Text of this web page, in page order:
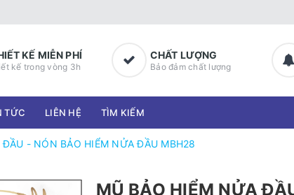
KẾ MIỄN PHÍ
kế trong vòng 3h
CHẤT LƯỢNG
Bảo đảm chất lượng
TỨC LIÊN HỆ TÌM KIẾM
ĐẦU - NÓN BẢO HIỂM NỬA ĐẦU MBH28
MŨ BẢO HIỂM NỬA